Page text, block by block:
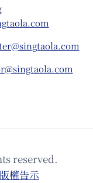
reserved.
版權告⽰